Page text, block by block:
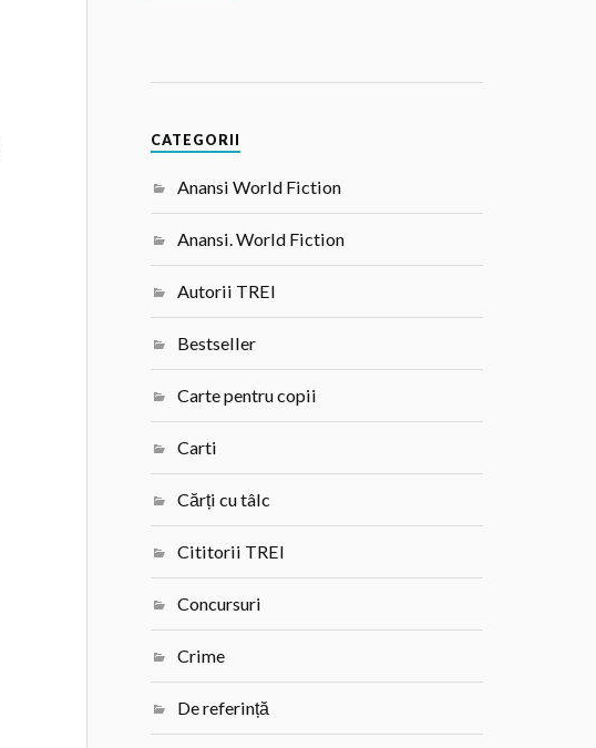
CATEGORII
Anansi World Fiction
Anansi. World Fiction
Autorii TREI
Bestseller
Carte pentru copii
Carti
Cărți cu tâlc
Cititorii TREI
Concursuri
Crime
De referință